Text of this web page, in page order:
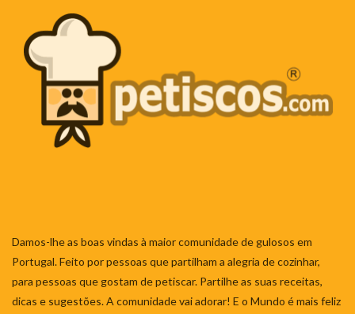
Damos-lhe as boas vindas à maior comunidade de gulosos em
Portugal. Feito por pessoas que partilham a alegria de cozinhar,
para pessoas que gostam de petiscar. Partilhe as suas receitas,
dicas e sugestões. A comunidade vai adorar! E o Mundo é mais feliz